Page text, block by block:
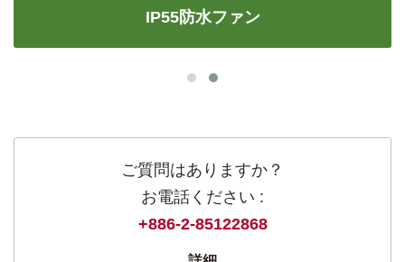
IP55防水ファン
ご質問はありますか？
お電話ください :
+886-2-85122868